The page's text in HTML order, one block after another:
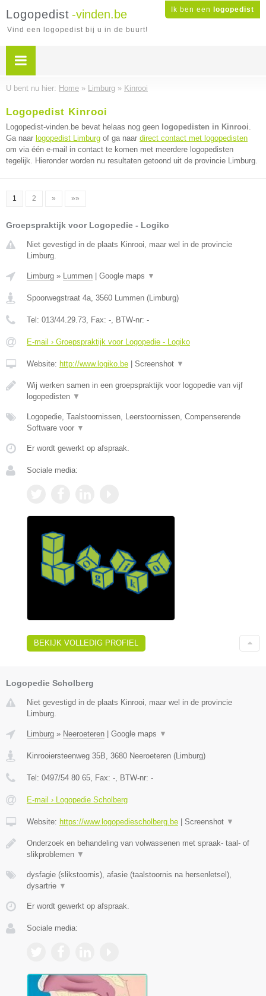
Ik ben een logopedist
Logopedist -vinden.be
Vind een logopedist bij u in de buurt!
U bent nu hier: Home » Limburg » Kinrooi
Logopedist Kinrooi
Logopedist-vinden.be bevat helaas nog geen logopedisten in Kinrooi.
Ga naar logopedist Limburg of ga naar direct contact met logopedisten
om via één e-mail in contact te komen met meerdere logopedisten
tegelijk. Hieronder worden nu resultaten getoond uit de provincie Limburg.
1 2 » »»
Groepspraktijk voor Logopedie - Logiko
Niet gevestigd in de plaats Kinrooi, maar wel in de provincie
Limburg.
Limburg » Lummen Google maps ▼
Spoorwegstraat 4a, 3560 Lummen (Limburg)
Tel: 013/44.29.73, Fax: -, BTW-nr: -
E-mail › Groepspraktijk voor Logopedie - Logiko
Website: http://www.logiko.be Screenshot ▼
Wij werken samen in een groepspraktijk voor logopedie van vijf
logopedisten ▼
Logopedie, Taalstoornissen, Leerstoornissen, Compenserende
Software voor ▼
Er wordt gewerkt op afspraak.
Sociale media:
BEKIJK VOLLEDIG PROFIEL
Logopedie Scholberg
Niet gevestigd in de plaats Kinrooi, maar wel in de provincie
Limburg.
Limburg » Neeroeteren | Google maps ▼
Kinrooiersteenweg 35B 3680 Neeroeteren (Limburg)
Tel: 0497/54 80 65 , Fax: - , BTW-nr: -
E-mail › Logopedie Scholberg
Website: https://www.logopediescholberg.be | Screenshot ▼
Onderzoek en behandeling van volwassenen met spraak- taal- of
slikproblemen ▼
dysfagie (slikstoornis), afasie (taalstoornis na hersenletsel),
dysartrie ▼
Er wordt gewerkt op afspraak.
Sociale media: